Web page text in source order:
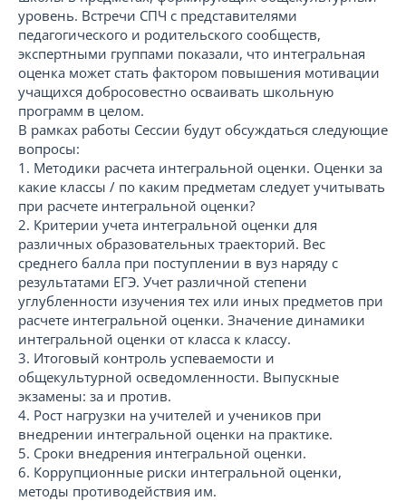
уровень. Встречи СПЧ с представителями
педагогического и родительского сообществ,
экспертными группами показали, что интегральная
оценка может стать фактором повышения мотивации
учащихся добросовестно осваивать школьную
программ в целом.
В рамках работы Сессии будут обсуждаться следующие
вопросы:
1. Методики расчета интегральной оценки. Оценки за
какие классы / по каким предметам следует учитывать
при расчете интегральной оценки?
2. Критерии учета интегральной оценки для
различных образовательных траекторий. Вес
среднего балла при поступлении в вуз наряду с
результатами ЕГЭ. Учет различной степени
углубленности изучения тех или иных предметов при
расчете интегральной оценки. Значение динамики
интегральной оценки от класса к классу.
3. Итоговый контроль успеваемости и
общекультурной осведомленности. Выпускные
экзамены: за и против.
4. Рост нагрузки на учителей и учеников при
внедрении интегральной оценки на практике.
5. Сроки внедрения интегральной оценки.
6. Коррупционные риски интегральной оценки,
методы противодействия им.